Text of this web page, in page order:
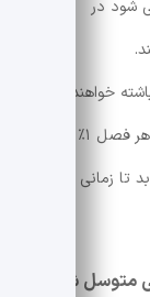
شود در
خواهند
شد؛ نرخ اولیه بهره انباشته ۱۱٪ است که هر فصل ۱٪
می یابد تا زمانی
متوسل شد؟